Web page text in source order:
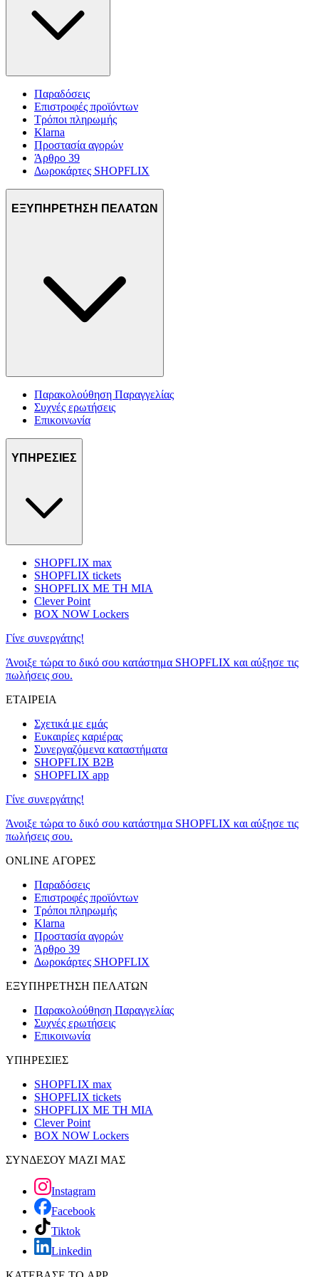
Παραδόσεις
Επιστροφές προϊόντων
Τρόποι πληρωμής
Klarna
Προστασία αγορών
Άρθρο 39
Δωροκάρτες SHOPFLIX
ΕΞΥΠΗΡΕΤΗΣΗ ΠΕΛΑΤΩΝ
Παρακολούθηση Παραγγελίας
Συχνές ερωτήσεις
Επικοινωνία
ΥΠΗΡΕΣΙΕΣ
SHOPFLIX max
SHOPFLIX tickets
SHOPFLIX ΜΕ ΤΗ ΜΙΑ
Clever Point
BOX NOW Lockers
Γίνε συνεργάτης!
Άνοιξε τώρα το δικό σου κατάστημα SHOPFLIX και αύξησε τις
πωλήσεις σου.
ΕΤΑΙΡΕΙΑ
Σχετικά με εμάς
Ευκαιρίες καριέρας
Συνεργαζόμενα καταστήματα
SHOPFLIX B2B
SHOPFLIX app
Γίνε συνεργάτης!
Άνοιξε τώρα το δικό σου κατάστημα SHOPFLIX και αύξησε τις
πωλήσεις σου.
ONLINE ΑΓΟΡΕΣ
Παραδόσεις
Επιστροφές προϊόντων
Τρόποι πληρωμής
Klarna
Προστασία αγορών
Άρθρο 39
Δωροκάρτες SHOPFLIX
ΕΞΥΠΗΡΕΤΗΣΗ ΠΕΛΑΤΩΝ
Παρακολούθηση Παραγγελίας
Συχνές ερωτήσεις
Επικοινωνία
ΥΠΗΡΕΣΙΕΣ
SHOPFLIX max
SHOPFLIX tickets
SHOPFLIX ΜΕ ΤΗ ΜΙΑ
Clever Point
BOX NOW Lockers
ΣΥΝΔΕΣΟΥ ΜΑΖΙ ΜΑΣ
Instagram
Facebook
Tiktok
Linkedin